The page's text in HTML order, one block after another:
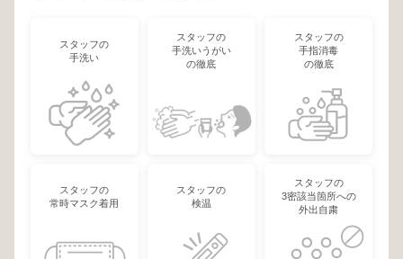
スタッフの
手洗い
スタッフの
手洗いうがい
の徹底
スタッフの
手指消毒
の徹底
スタッフの
常時マスク着用
スタッフの
検温
スタッフの
3密該当箇所への
外出自粛